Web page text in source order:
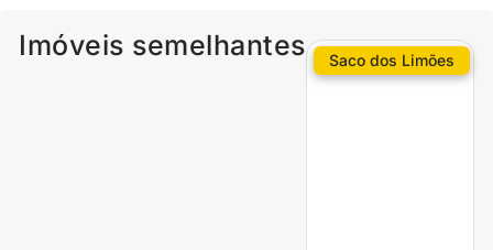
Imóveis semelhantes Saco dos Limões